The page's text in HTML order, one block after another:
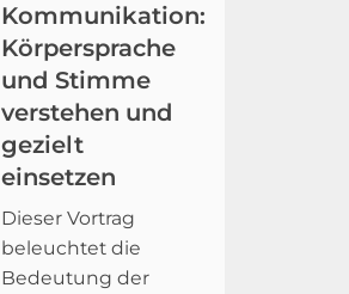
Kommunikation:
Körpersprache
und Stimme
verstehen und
gezielt
einsetzen
Dieser Vortrag
beleuchtet die
Bedeutung der